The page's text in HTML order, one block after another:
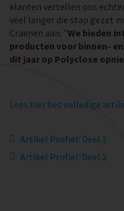
klanten vertellen ons
veel langer die stap gezet
Craenen aan. "We bieden
producten voor binnen-
dit jaar op Polyclose
Lees hier het volledige
Artikel Profiel: Deel 1
Artikel Profiel: Deel 2